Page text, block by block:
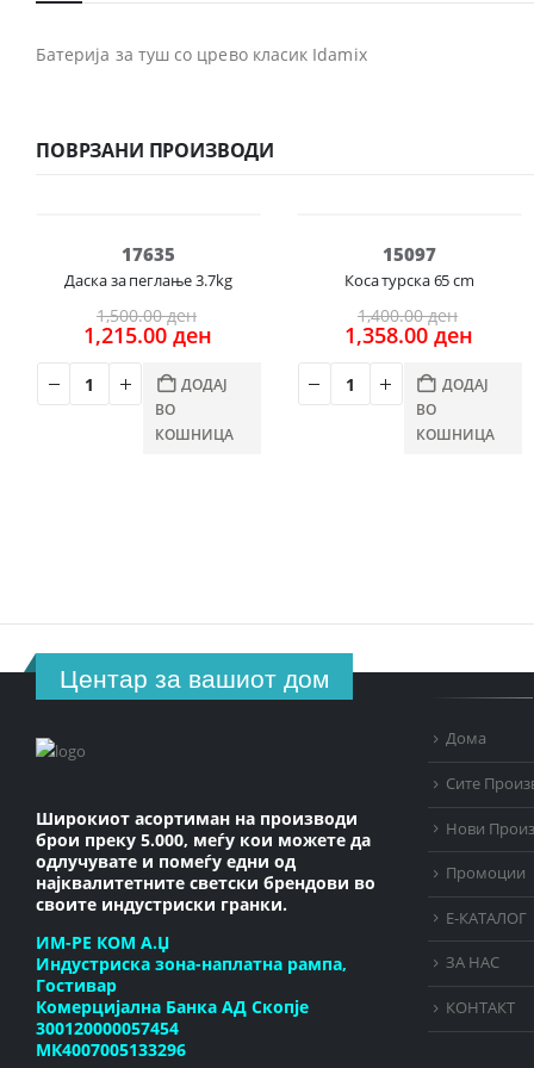
Батерија за туш со црево класик Idamix
ПОВРЗАНИ ПРОИЗВОДИ
17635
Даска за пеглање 3.7kg
1,500.00ден
price
1,500.00 ден.
1,215.00ден
is:
1,215.00 ден.
ДОДАЈ
ВО
КОШНИЦА
15097
Коса турска 65 cm
1,400.00ден
price
1,358.00ден
is:
ДОДАЈ
ВО
КОШНИЦА
Центар за вашиот дом
Широкиот асортиман на производи
брои преку 5.000, меѓу кои можете да
одлучувате и помеѓу едни од
најквалитетните светски брендови во
своите индустриски гранки.
ИМ-РЕ КОМ А.Џ
Индустриска зона-наплатна рампа,
Гостивар
Комерцијална Банка АД Скопје
300120000057454
МК4007005133296
Дома
Сите
Нови
Промоции
Е-КАТАЛОГ
ЗА НАС
КОНТАКТ